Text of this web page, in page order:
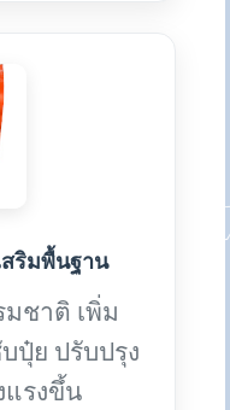
ริมพื้นฐาน
ชาติ เพิ่ม
ปุ๋ย ปรับปรุง
รงขึ้น